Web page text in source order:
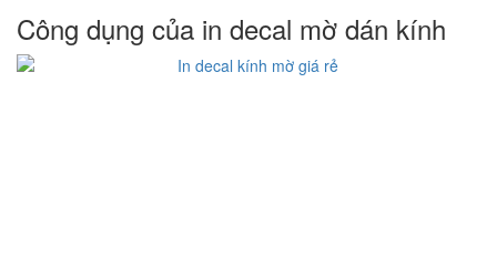
Công dụng của in decal mờ dán kính